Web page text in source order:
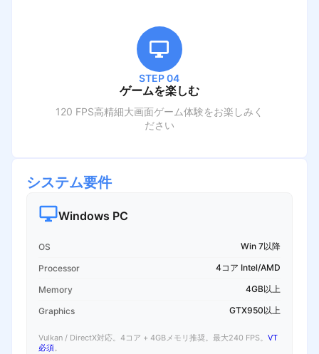
STEP 04
ゲームを楽しむ
120 FPS高精細大画面ゲーム体験をお楽しみく
ださい
システム要件
Windows PC
OS Win 7以降
Processor 4コア Intel/AMD
Memory 4GB以上
Graphics GTX950以上
Vulkan / DirectX対応。4コア + 4GBメモリ推奨。最大240 FPS。 VT
必須。